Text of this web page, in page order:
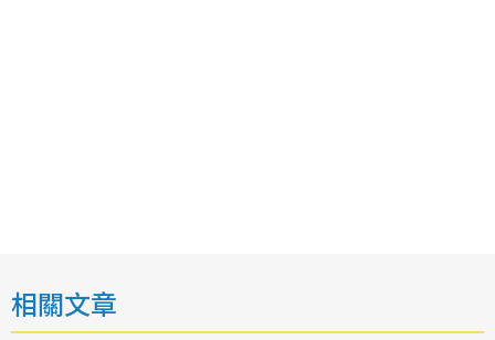
相關文章